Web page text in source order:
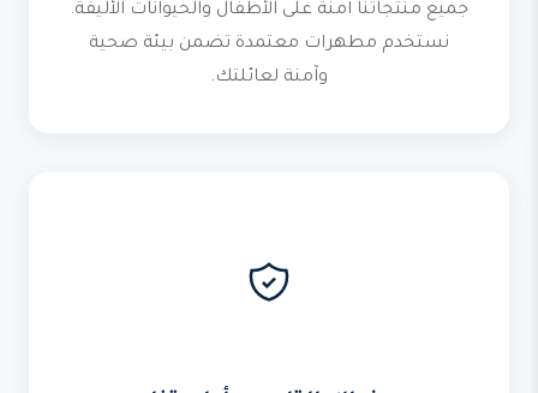
جميع منتجاتنا آمنة على الأطفال والحيوانات الأليفة.
نستخدم مطهرات معتمدة تضمن بيئة صحية
وآمنة لعائلتك.